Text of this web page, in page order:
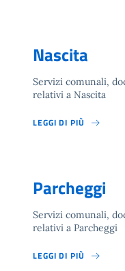
Nascita
Servizi comunali,
relativi a Nascita
LEGGI DI PIÙ
Parcheggi
Servizi comunali,
relativi a Parcheggi
LEGGI DI PIÙ